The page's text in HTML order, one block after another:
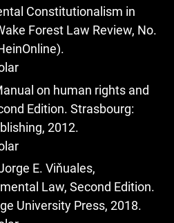
Constitutionalism in
Forest Law Review, No.
on human rights and
Edition. Strasbourg:
2012.
E. Viňuales,
Law, Second Edition.
University Press, 2018.